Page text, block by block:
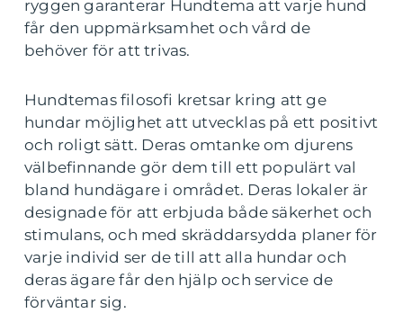
ryggen garanterar Hundtema att varje hund
får den uppmärksamhet och vård de
behöver för att trivas.
Hundtemas filosofi kretsar kring att ge
hundar möjlighet att utvecklas på ett positivt
och roligt sätt. Deras omtanke om djurens
välbefinnande gör dem till ett populärt val
bland hundägare i området. Deras lokaler är
designade för att erbjuda både säkerhet och
stimulans, och med skräddarsydda planer för
varje individ ser de till att alla hundar och
deras ägare får den hjälp och service de
förväntar sig.